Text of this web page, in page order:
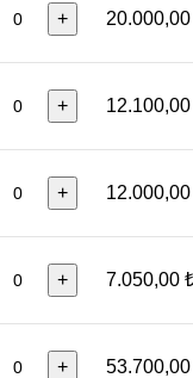
+
+
+
+ 7.050,00
+